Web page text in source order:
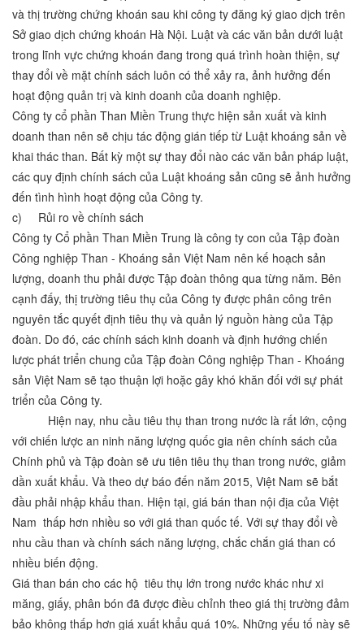
và thị trường chứng khoán sau khi công ty đăng ký giao dịch trên
Sở giao dịch chứng khoán Hà Nội. Luật và các văn bản dưới luật
trong lĩnh vực chứng khoán đang trong quá trình hoàn thiện, sự
thay đổi về mặt chính sách luôn có thể xảy ra, ảnh hưởng đến
hoạt động quản trị và kinh doanh của doanh nghiệp.
Công ty cổ phần Than Miền Trung thực hiện sản xuất và kinh
doanh than nên sẽ chịu tác động gián tiếp từ Luật khoáng sản về
khai thác than. Bất kỳ một sự thay đổi nào các văn bản pháp luật,
các quy định chính sách của Luật khoáng sản cũng sẽ ảnh hưởng
đến tình hình hoạt động của Công ty.
c) Rủi ro về chính sách
Công ty Cổ phần Than Miền Trung là công ty con của Tập đoàn
Công nghiệp Than - Khoáng sản Việt Nam nên kế hoạch sản
lượng, doanh thu phải được Tập đoàn thông qua từng năm. Bên
cạnh đấy, thị trường tiêu thụ của Công ty được phân công trên
nguyên tắc quyết định tiêu thụ và quản lý nguồn hàng của Tập
đoàn. Do đó, các chính sách kinh doanh và định hướng chiến
lược phát triển chung của Tập đoàn Công nghiệp Than - Khoáng
sản Việt Nam sẽ tạo thuận lợi hoặc gây khó khăn đối với sự phát
triển của Công ty.
Hiện nay, nhu cầu tiêu thụ than trong nước là rất lớn, cộng
với chiến lược an ninh năng lượng quốc gia nên chính sách của
Chính phủ và Tập đoàn sẽ ưu tiên tiêu thụ than trong nước, giảm
dần xuất khẩu. Và theo dự báo đến năm 2015, Việt Nam sẽ bắt
đầu phải nhập khẩu than. Hiện tại, giá bán than nội địa của Việt
Nam thấp hơn nhiều so với giá than quốc tế. Với sự thay đổi về
nhu cầu than và chính sách năng lượng, chắc chắn giá than có
nhiều biến động.
Giá than bán cho các hộ tiêu thụ lớn trong nước khác như xi
măng, giấy, phân bón đã được điều chỉnh theo giá thị trường đảm
bảo không thấp hơn giá xuất khẩu quá 10%. Những yếu tố này sẽ